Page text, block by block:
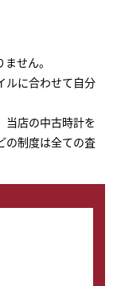
せん。
ルに合わせて自分
当店の中古時計を
の制度は全ての査